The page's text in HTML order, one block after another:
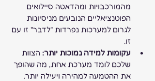
מהמורכבויות ומהדאטה סיילואים
הפוטנציאליים הנובעים מניסיונות
לגרום למערכות נפרדות "לדבר" זו עם
זו.
עקומות למידה נמוכות יותר: הצוות
שלכם לומד מערכת אחת, מה שהופך
את ההטמעה למהירה ויעילה יותר.